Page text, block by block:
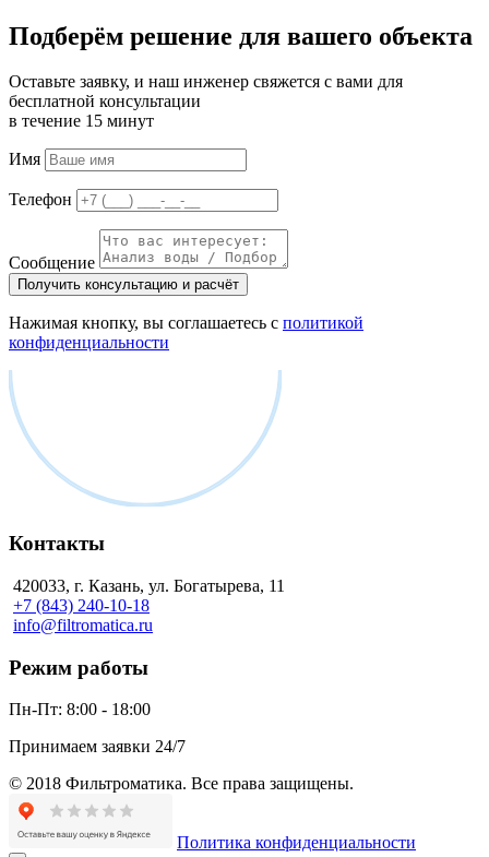
Подберём решение для вашего объекта
Оставьте заявку, и наш инженер свяжется с вами для
бесплатной консультации
в течение 15 минут
Имя
Телефон
Сообщение
Получить консультацию и расчёт
Нажимая кнопку, вы соглашаетесь с политикой
конфиденциальности
Контакты
420033, г. Казань, ул. Богатырева, 11
+7 (843) 240-10-18
info@filtromatica.ru
Режим работы
Пн-Пт: 8:00 - 18:00
Принимаем заявки 24/7
© 2018 Фильтроматика. Все права защищены.
Политика конфиденциальности